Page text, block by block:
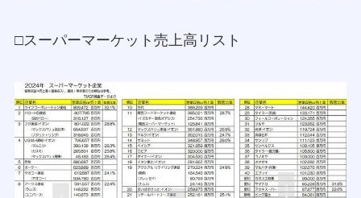
□スーパーマーケット売上高リスト